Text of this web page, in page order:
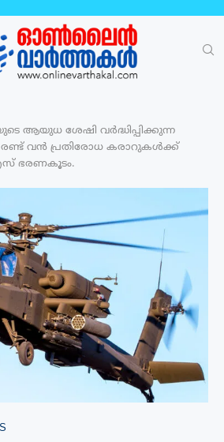
ആയുധ ശേഷി വർദ്ധിപ്പിക്കുന്ന
വന്‍ പ്രതിരോധ കരാറുകൾക്ക്
ഭരണകൂടം.